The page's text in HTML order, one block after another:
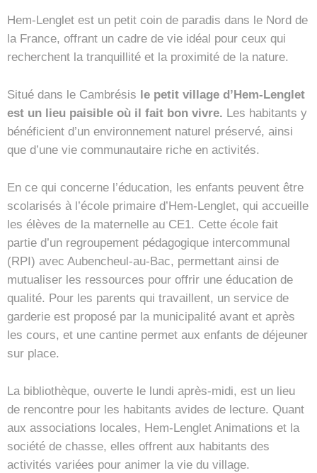
Hem-Lenglet est un petit coin de paradis dans le Nord de
la France, offrant un cadre de vie idéal pour ceux qui
recherchent la tranquillité et la proximité de la nature.
Situé dans le Cambrésis le petit village d’Hem-Lenglet
est un lieu paisible où il fait bon vivre. Les habitants y
bénéficient d’un environnement naturel préservé, ainsi
que d’une vie communautaire riche en activités.
En ce qui concerne l’éducation, les enfants peuvent être
scolarisés à l’école primaire d’Hem-Lenglet, qui accueille
les élèves de la maternelle au CE1. Cette école fait
partie d’un regroupement pédagogique intercommunal
(RPI) avec Aubencheul-au-Bac, permettant ainsi de
mutualiser les ressources pour offrir une éducation de
qualité. Pour les parents qui travaillent, un service de
garderie est proposé par la municipalité avant et après
les cours, et une cantine permet aux enfants de déjeuner
sur place.
La bibliothèque, ouverte le lundi après-midi, est un lieu
de rencontre pour les habitants avides de lecture. Quant
aux associations locales, Hem-Lenglet Animations et la
société de chasse, elles offrent aux habitants des
activités variées pour animer la vie du village.